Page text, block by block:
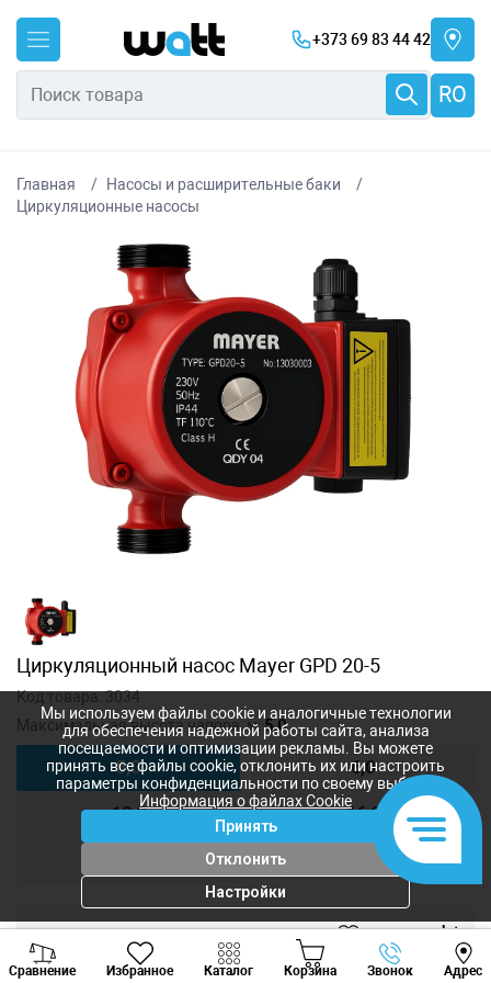
+373 69 83 44 42
RO
Главная
Насосы и расширительные баки
Циркуляционные насосы
Циркуляционный насос Mayer GPD 20-5
Код товара:3034
Максимальная высота напора, м: 5,0
5,0 6,0
10,0 16,0
1 788
1 484 лей +
Сравнение Избранное Каталог Корзина Звонок Адрес
Viber Whatsapp
Мы используем файлы cookie и аналогичные технологии
для обеспечения надежной работы сайта, анализа
посещаемости и оптимизации рекламы. Вы можете
принять все файлы cookie, отклонить их или настроить
параметры конфиденциальности по своему выбору.
Информация о файлах Cookie
Принять
Отклонить
Настройки